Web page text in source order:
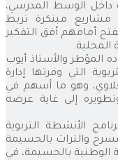
داخل الوسط المدرسي،
مشاريع مبتكرة تربط
أمامهم أفق التفكير
المحلية.
المؤطر والأستاذ أيوب
التي وفرتها إدارة
وهو ما أسهم في
إلى غاية عرضه
الأنشطة التربوية
والتراث بالحسيمة
الوطنية بالحسيمة، في